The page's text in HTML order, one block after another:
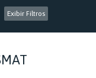
Exibir Filtros